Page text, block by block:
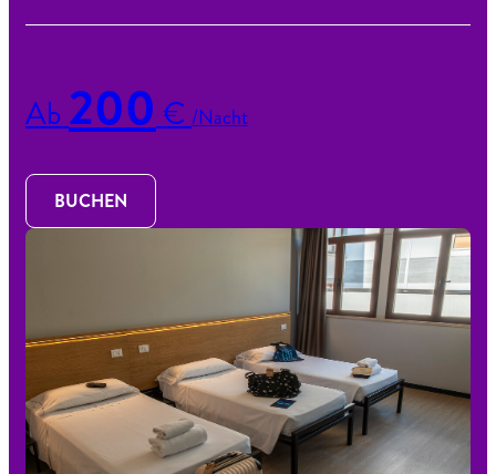
Ab200€/Nacht
BUCHEN